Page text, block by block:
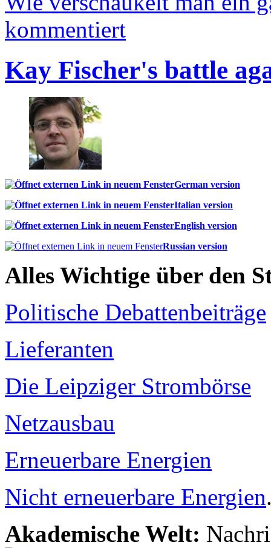
kommentiert
Kay Fischer's battle
German version
Italian version
English version
Russian version
Alles Wichtige über den
Politische Debattenbeiträge
Lieferanten
Die Leipziger Strombörse
Netzausbau
Erneuerbare Energien
Nicht erneuerbare Energien
Akademische Welt: